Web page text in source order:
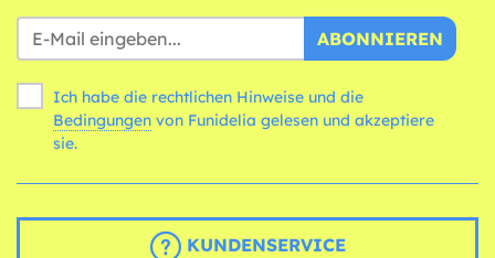
ABONNIEREN
Ich habe die rechtlichen Hinweise und die
Bedingungen
sie.
KUNDENSERVICE